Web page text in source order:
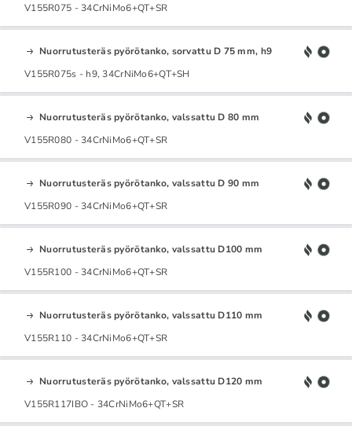
V155R075 - 34CrNiMo6+QT+SR
Nuorrutusteräs pyörötanko, sorvattu D 75 mm, h9
V155R075s - h9, 34CrNiMo6+QT+SH
Nuorrutusteräs pyörötanko, valssattu D 80 mm
V155R080 - 34CrNiMo6+QT+SR
Nuorrutusteräs pyörötanko, valssattu D 90 mm
V155R090 - 34CrNiMo6+QT+SR
Nuorrutusteräs pyörötanko, valssattu D100 mm
V155R100 - 34CrNiMo6+QT+SR
Nuorrutusteräs pyörötanko, valssattu D110 mm
V155R110 - 34CrNiMo6+QT+SR
Nuorrutusteräs pyörötanko, valssattu D120 mm
V155R117IBO - 34CrNiMo6+QT+SR